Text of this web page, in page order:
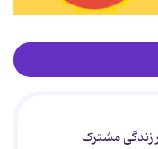
زندگی مشترک